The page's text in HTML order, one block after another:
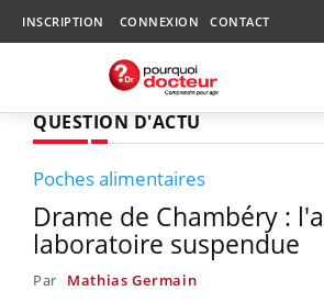
INSCRIPTION CONNEXION CONTACT
QUESTION D'ACTU
Poches alimentaires
Drame de Chambéry :
laboratoire suspendue
Par Mathias Germain